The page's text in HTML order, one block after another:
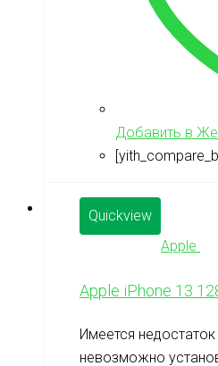
Добавить в
Quickview
Apple
Apple iPhone 13
Имеется
невозможно